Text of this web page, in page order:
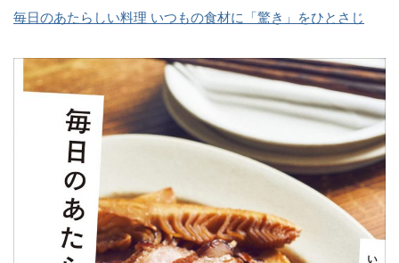
毎日のあたらしい料理 いつもの食材に「驚き」をひとさじ